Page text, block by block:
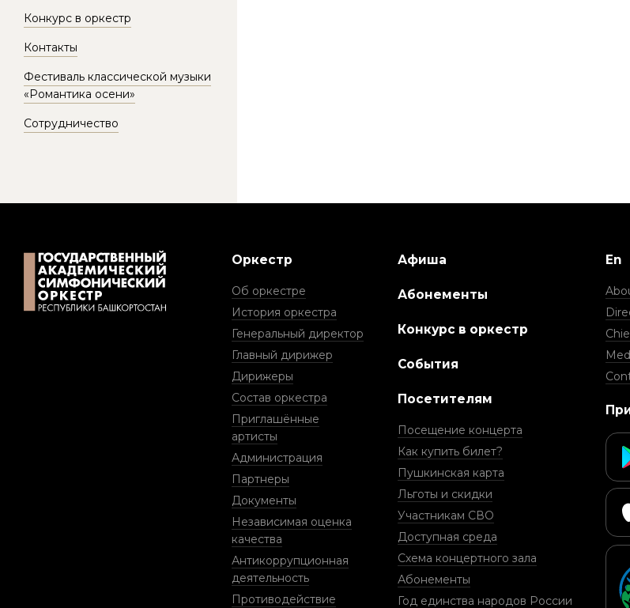
Конкурс в оркестр
Контакты
Фестиваль классической музыки
«Романтика осени»
Сотрудничество
Оркестр
Об оркестре
История оркестра
Генеральный директор
Главный дирижер
Дирижеры
Состав оркестра
Приглашённые
артисты
Администрация
Партнеры
Документы
Независимая оценка
качества
Антикоррупционная
деятельность
Противодействие
Афиша
Абонементы
Конкурс в оркестр
События
Посетителям
Посещение концерта
Как купить билет?
Пушкинская карта
Льготы и скидки
Участникам СВО
Доступная среда
Схема концертного зала
Абонементы
Год единства народов России
En